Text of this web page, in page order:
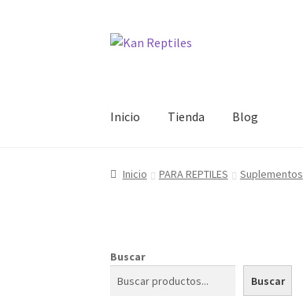
Ir
Ir
Inicio Tienda Blog
Inicio PARA REPTILES Suplementos
Buscar
Buscar